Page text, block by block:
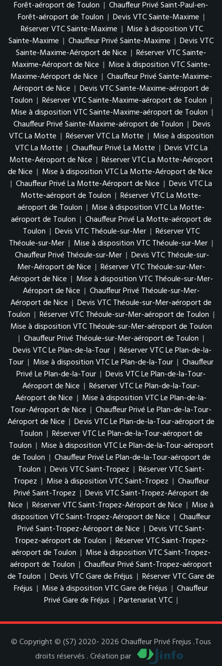
Forêt-aéroport de Toulon | Chauffeur Privé Saint-Paul-en-
Forêt-aéroport de Toulon | Devis VTC Sainte-Maxime |
Réserver VTC Sainte-Maxime | Mise à disposition VTC
Sainte-Maxime | Chauffeur Privé Sainte-Maxime | Devis VTC
Sainte-Maxime-Aéroport de Nice | Réserver VTC Sainte-
Maxime-Aéroport de Nice | Mise à disposition VTC Sainte-
Maxime-Aéroport de Nice | Chauffeur Privé Sainte-Maxime-
Aéroport de Nice | Devis VTC Sainte-Maxime-aéroport de
Toulon | Réserver VTC Sainte-Maxime-aéroport de Toulon |
Mise à disposition VTC Sainte-Maxime-aéroport de Toulon |
Chauffeur Privé Sainte-Maxime-aéroport de Toulon | Devis
VTC La Motte | Réserver VTC La Motte | Mise à disposition
VTC La Motte | Chauffeur Privé La Motte | Devis VTC La
Motte-Aéroport de Nice | Réserver VTC La Motte-Aéroport
de Nice | Mise à disposition VTC La Motte-Aéroport de Nice
| Chauffeur Privé La Motte-Aéroport de Nice | Devis VTC La
Motte-aéroport de Toulon | Réserver VTC La Motte-
aéroport de Toulon | Mise à disposition VTC La Motte-
aéroport de Toulon | Chauffeur Privé La Motte-aéroport de
Toulon | Devis VTC Théoule-sur-Mer | Réserver VTC
Théoule-sur-Mer | Mise à disposition VTC Théoule-sur-Mer |
Chauffeur Privé Théoule-sur-Mer | Devis VTC Théoule-sur-
Mer-Aéroport de Nice | Réserver VTC Théoule-sur-Mer-
Aéroport de Nice | Mise à disposition VTC Théoule-sur-Mer-
Aéroport de Nice | Chauffeur Privé Théoule-sur-Mer-
Aéroport de Nice | Devis VTC Théoule-sur-Mer-aéroport de
Toulon | Réserver VTC Théoule-sur-Mer-aéroport de Toulon |
Mise à disposition VTC Théoule-sur-Mer-aéroport de Toulon
| Chauffeur Privé Théoule-sur-Mer-aéroport de Toulon |
Devis VTC Le Plan-de-la-Tour | Réserver VTC Le Plan-de-la-
Tour | Mise à disposition VTC Le Plan-de-la-Tour | Chauffeur
Privé Le Plan-de-la-Tour | Devis VTC Le Plan-de-la-Tour-
Aéroport de Nice | Réserver VTC Le Plan-de-la-Tour-
Aéroport de Nice | Mise à disposition VTC Le Plan-de-la-
Tour-Aéroport de Nice | Chauffeur Privé Le Plan-de-la-Tour-
Aéroport de Nice | Devis VTC Le Plan-de-la-Tour-aéroport de
Toulon | Réserver VTC Le Plan-de-la-Tour-aéroport de
Toulon | Mise à disposition VTC Le Plan-de-la-Tour-aéroport
de Toulon | Chauffeur Privé Le Plan-de-la-Tour-aéroport de
Toulon | Devis VTC Saint-Tropez | Réserver VTC Saint-
Tropez | Mise à disposition VTC Saint-Tropez | Chauffeur
Privé Saint-Tropez | Devis VTC Saint-Tropez-Aéroport de
Nice | Réserver VTC Saint-Tropez-Aéroport de Nice | Mise à
disposition VTC Saint-Tropez-Aéroport de Nice | Chauffeur
Privé Saint-Tropez-Aéroport de Nice | Devis VTC Saint-
Tropez-aéroport de Toulon | Réserver VTC Saint-Tropez-
aéroport de Toulon | Mise à disposition VTC Saint-Tropez-
aéroport de Toulon | Chauffeur Privé Saint-Tropez-aéroport
de Toulon | Devis VTC Gare de Fréjus | Réserver VTC Gare de
Fréjus | Mise à disposition VTC Gare de Fréjus | Chauffeur
Privé Gare de Fréjus | Partenariat VTC |
© Copyright © (S7) 2020- 2026 Chauffeur Privé Frejus .Tous
droits réservés . Création par